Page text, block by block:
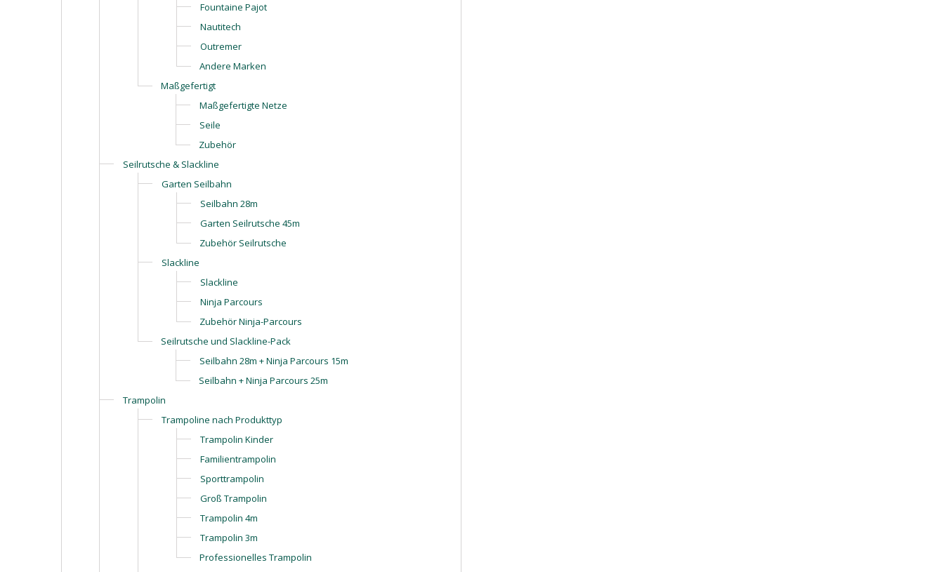
Fountaine Pajot
Nautitech
Outremer
Andere Marken
Maßgefertigt
Maßgefertigte Netze
Seile
Zubehör
Seilrutsche & Slackline
Garten Seilbahn
Seilbahn 28m
Garten Seilrutsche 45m
Zubehör Seilrutsche
Slackline
Slackline
Ninja Parcours
Zubehör Ninja-Parcours
Seilrutsche und Slackline-Pack
Seilbahn 28m + Ninja Parcours 15m
Seilbahn + Ninja Parcours 25m
Trampolin
Trampoline nach Produkttyp
Trampolin Kinder
Familientrampolin
Sporttrampolin
Groß Trampolin
Trampolin 4m
Trampolin 3m
Professionelles Trampolin